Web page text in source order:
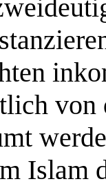
von
Islam